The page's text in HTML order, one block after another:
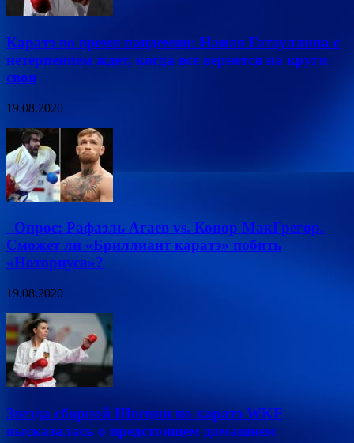
Каратэ во время пандемии: Наиля Гатауллина с
нетерпением ждет, когда все вернется на круги
своя
19.08.2020
Опрос: Рафаэль Агаев vs. Конор МакГрегор.
Сможет ли «Бриллиант каратэ» побить
«Ноториуса»?
19.08.2020
Звезда сборной Швеции по каратэ WKF
высказалась о предстоящем домашнем